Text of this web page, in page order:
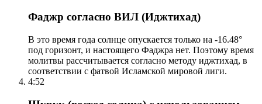
Фаджр согласно ВИЛ (Иджтихад)
В это время года солнце опускается только на -16.48°
под горизонт, и настоящего Фаджра нет. Поэтому время
молитвы рассчитывается согласно методу иджтихад, в
соответствии с фатвой Исламской мировой лиги.
4:52